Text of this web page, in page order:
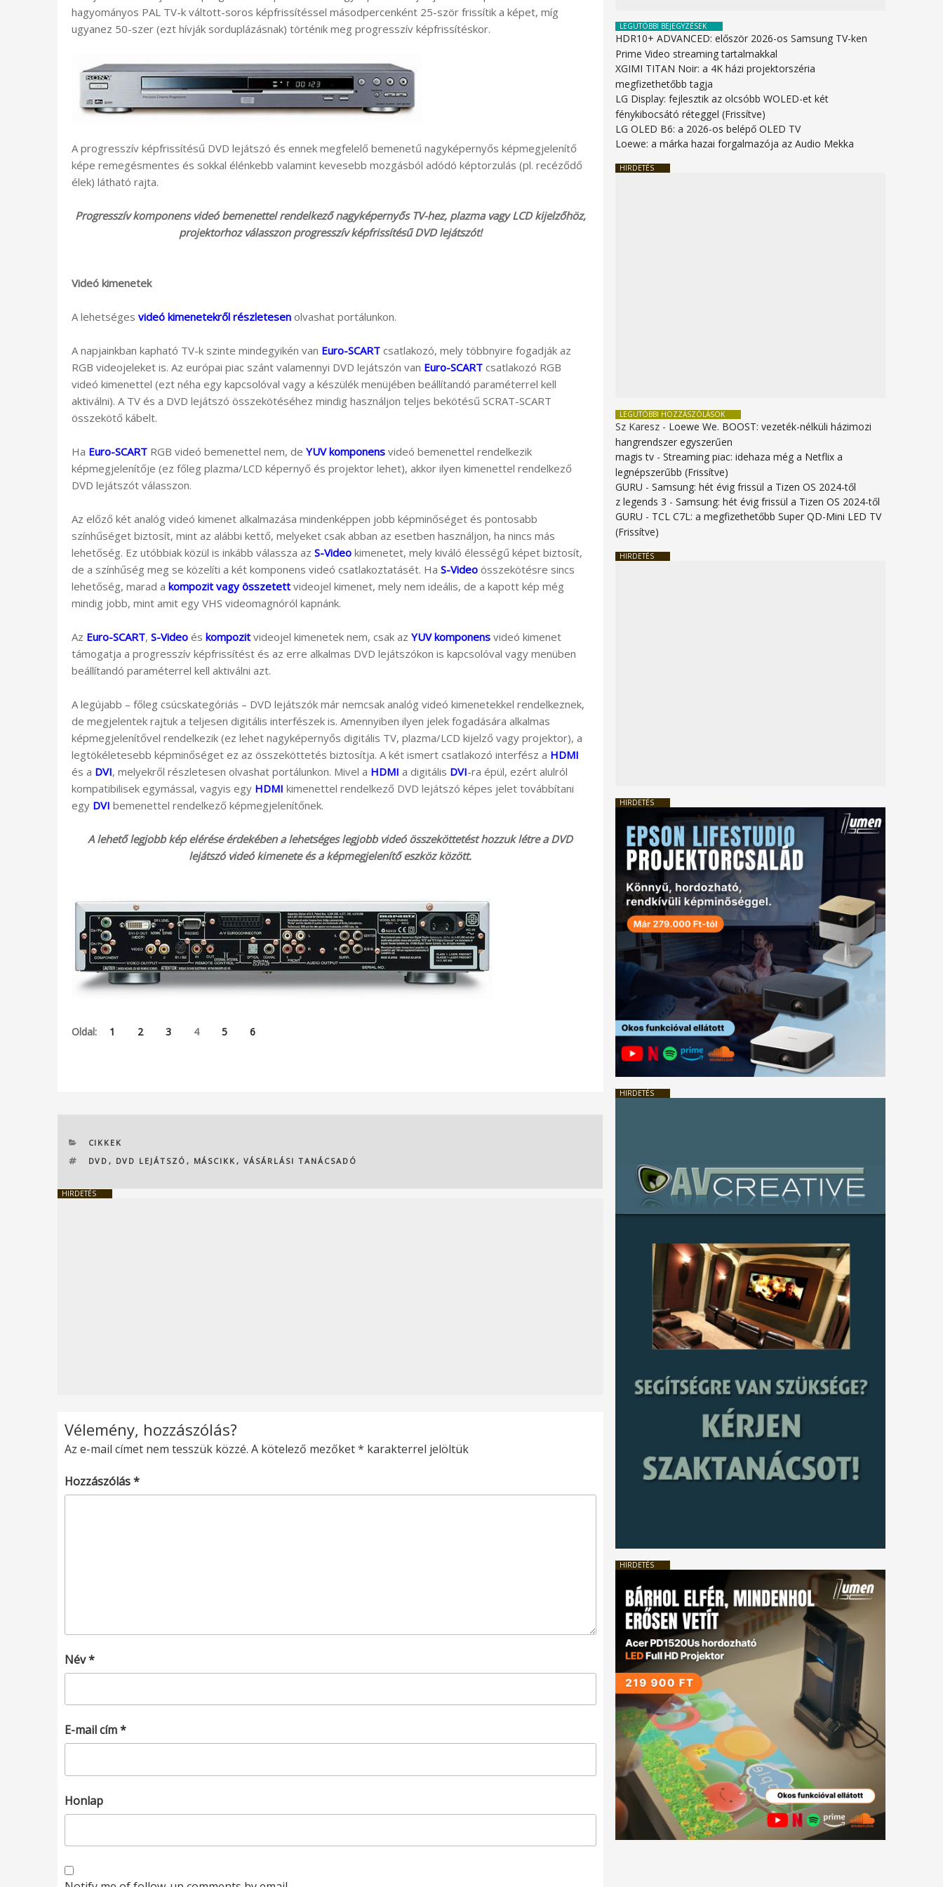
hagyományos PAL TV-k váltott-soros képfrissítéssel másodpercenként 25-ször frissítik a képet, míg
ugyanez 50-szer (ezt hívják sorduplázásnak) történik meg progresszív képfrissítéskor.
A progresszív képfrissítésű DVD lejátszó és ennek megfelelő bemenetű nagyképernyős képmegjelenítő
képe remegésmentes és sokkal élénkebb valamint kevesebb mozgásból adódó képtorzulás (pl. recéződő
élek) látható rajta.
Progresszív komponens videó bemenettel rendelkező nagyképernyős TV-hez, plazma vagy LCD kijelzőhöz,
projektorhoz válasszon progresszív képfrissítésű DVD lejátszót!
Videó kimenetek
A lehetséges videó kimenetekről részletesen olvashat portálunkon.
A napjainkban kapható TV-k szinte mindegyikén van Euro-SCART csatlakozó, mely többnyire fogadják az
RGB videojeleket is. Az európai piac szánt valamennyi DVD lejátszón van Euro-SCART csatlakozó RGB
videó kimenettel (ezt néha egy kapcsolóval vagy a készülék menüjében beállítandó paraméterrel kell
aktiválni). A TV és a DVD lejátszó összekötéséhez mindig használjon teljes bekötésű SCRAT-SCART
összekötő kábelt.
Ha Euro-SCART RGB videó bemenettel nem, de YUV komponens videó bemenettel rendelkezik
képmegjelenítője (ez főleg plazma/LCD képernyő és projektor lehet), akkor ilyen kimenettel rendelkező
DVD lejátszót válasszon.
Az előző két analóg videó kimenet alkalmazása mindenképpen jobb képminőséget és pontosabb
színhűséget biztosít, mint az alábbi kettő, melyeket csak abban az esetben használjon, ha nincs más
lehetőség. Ez utóbbiak közül is inkább válassza az S-Video kimenetet, mely kiváló élességű képet biztosít,
de a színhűség meg se közelíti a két komponens videó csatlakoztatásét. Ha S-Video összekötésre sincs
lehetőség, marad a kompozit vagy összetett videojel kimenet, mely nem ideális, de a kapott kép még
mindig jobb, mint amit egy VHS videomagnóról kapnánk.
Az Euro-SCART, S-Video és kompozit videojel kimenetek nem, csak az YUV komponens videó kimenet
támogatja a progresszív képfrissítést és az erre alkalmas DVD lejátszókon is kapcsolóval vagy menüben
beállítandó paraméterrel kell aktiválni azt.
A legújabb – főleg csúcskategóriás – DVD lejátszók már nemcsak analóg videó kimenetekkel rendelkeznek,
de megjelentek rajtuk a teljesen digitális interfészek is. Amennyiben ilyen jelek fogadására alkalmas
képmegjelenítővel rendelkezik (ez lehet nagyképernyős digitális TV, plazma/LCD kijelző vagy projektor), a
legtökéletesebb képminőséget ez az összeköttetés biztosítja. A két ismert csatlakozó interfész a HDMI
és a DVI, melyekről részletesen olvashat portálunkon. Mivel a HDMI a digitális DVI-ra épül, ezért alulról
kompatibilisek egymással, vagyis egy HDMI kimenettel rendelkező DVD lejátszó képes jelet továbbítani
egy DVI bemenettel rendelkező képmegjelenítőnek.
A lehető legjobb kép elérése érdekében a lehetséges legjobb videó összeköttetést hozzuk létre a DVD
lejátszó videó kimenete és a képmegjelenítő eszköz között.
Oldal: 1 2 3 4 5 6
KATEGÓRIÁK
CIKKEK
CÍMKÉK
DVD , DVD LEJÁTSZÓ , MÁSCIKK , VÁSÁRLÁSI TANÁCSADÓ
HIRDETÉS
Vélemény, hozzászólás?
Az e-mail címet nem tesszük közzé. A kötelező mezőket* karakterrel jelöltük
Hozzászólás*
Név*
E-mail cím*
Honlap
LEGUTÓBBI BEJEGYZÉSEK
HDR10+ ADVANCED: először 2026-os Samsung TV-ken
Prime Video streaming tartalmakkal
XGIMI TITAN Noir: a 4K házi projektorszéria
megfizethetőbb tagja
LG Display: fejlesztik az olcsóbb WOLED-et két
fénykibocsátó réteggel (Frissítve)
LG OLED B6: a 2026-os belépő OLED TV
Loewe: a márka hazai forgalmazója az Audio Mekka
HIRDETÉS
LEGUTÓBBI HOZZÁSZÓLÁSOK
Sz Karesz - Loewe We. BOOST: vezeték-nélküli házimozi
hangrendszer egyszerűen
magis tv -Streaming piac: idehaza még a Netflix a
legnépszerűbb (Frissítve)
GURU -Samsung: hét évig frissül a Tizen OS 2024-től
z legends 3 -Samsung: hét évig frissül a Tizen OS 2024-től
GURU - TCL C7L: a megfizethetőbb Super QD-Mini LED TV
(Frissítve)
HIRDETÉS
HIRDETÉS
HIRDETÉS
HIRDETÉS